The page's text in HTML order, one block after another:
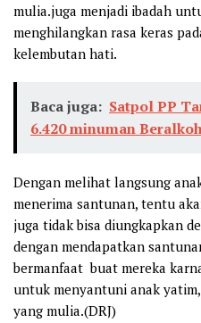
mulia.juga menjadi ibadah
menghilangkan rasa keras
kelembutan hati.
Baca juga: Satpol PP
6.420 minuman
Dengan melihat langsung
menerima santunan, tentu
juga tidak bisa diungkapkan
dengan mendapatkan
bermanfaat buat mereka
untuk menyantuni anak
yang mulia.(DRJ)